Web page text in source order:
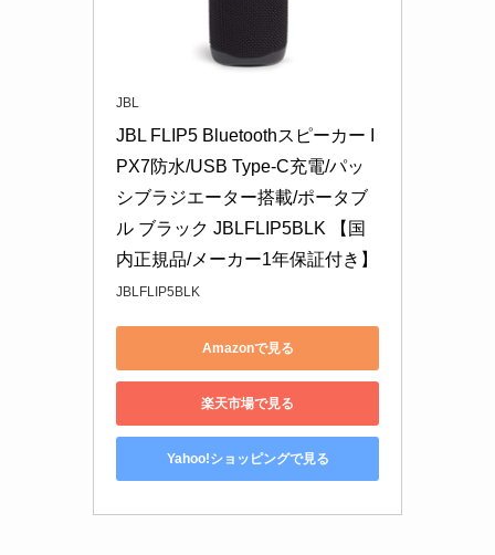
JBL
JBL FLIP5 Bluetoothスピーカー I
PX7防水/USB Type-C充電/パッ
シブラジエーター搭載/ポータブ
ル ブラック JBLFLIP5BLK 【国
内正規品/メーカー1年保証付き】
JBLFLIP5BLK
Amazonで見る
楽天市場で見る
Yahoo!ショッピングで見る